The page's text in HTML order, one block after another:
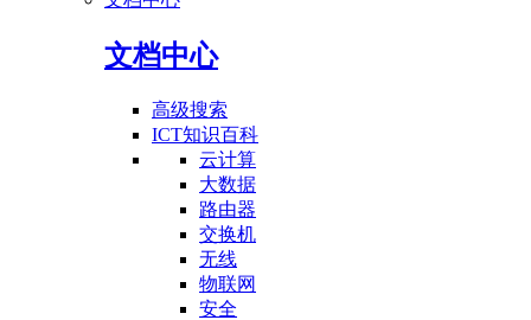
文档中心
高级搜索
ICT知识百科
云计算
大数据
路由器
交换机
无线
物联网
安全